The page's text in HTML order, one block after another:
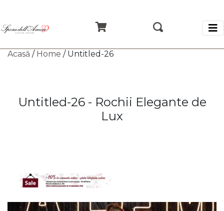
Acasă / Home / Untitled-26
Untitled-26 - Rochii Elegante de
Lux